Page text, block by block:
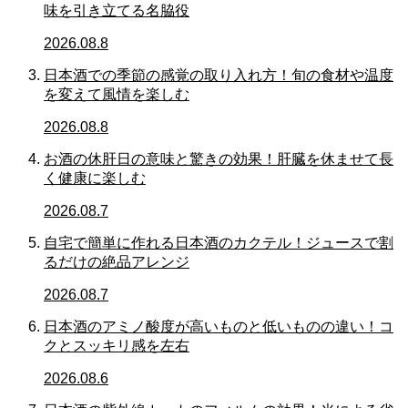
味を引き立てる名脇役
2026.08.8
日本酒での季節の感覚の取り入れ方！旬の食材や温度
を変えて風情を楽しむ
2026.08.8
お酒の休肝日の意味と驚きの効果！肝臓を休ませて長
く健康に楽しむ
2026.08.7
自宅で簡単に作れる日本酒のカクテル！ジュースで割
るだけの絶品アレンジ
2026.08.7
日本酒のアミノ酸度が高いものと低いものの違い！コ
クとスッキリ感を左右
2026.08.6